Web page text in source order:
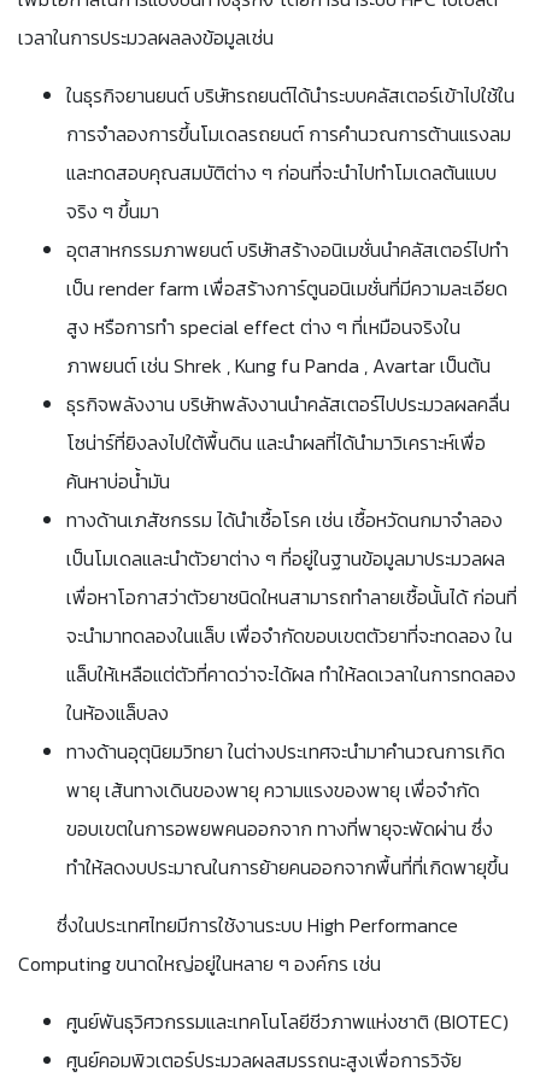
เวลาในการประมวลผลลงข้อมูลเช่น
ในธุรกิจยานยนต์ บริษัทรถยนต์ได้นำระบบคลัสเตอร์เข้าไปใช้ใน
การจำลองการขึ้นโมเดลรถยนต์ การคำนวณการต้านแรงลม
และทดสอบคุณสมบัติต่าง ๆ ก่อนที่จะนำไปทำโมเดลต้นแบบ
จริง ๆ ขึ้นมา
อุตสาหกรรมภาพยนต์ บริษัทสร้างอนิเมชั่นนำคลัสเตอร์ไปทำ
เป็น render farm เพื่อสร้างการ์ตูนอนิเมชั่นที่มีความละเอียด
สูง หรือการทำ special effect ต่าง ๆ ที่เหมือนจริงใน
ภาพยนต์ เช่น Shrek , Kung fu Panda , Avartar เป็นต้น
ธุรกิจพลังงาน บริษัทพลังงานนำคลัสเตอร์ไปประมวลผลคลื่น
โซน่าร์ที่ยิงลงไปใต้พื้นดิน และนำผลที่ได้นำมาวิเคราะห์เพื่อ
ค้นหาบ่อน้ำมัน
ทางด้านเภสัชกรรม ได้นำเชื้อโรค เช่น เชื้อหวัดนกมาจำลอง
เป็นโมเดลและนำตัวยาต่าง ๆ ที่อยู่ในฐานข้อมูลมาประมวลผล
เพื่อหาโอกาสว่าตัวยาชนิดใหนสามารถทำลายเชื้อนั้นได้ ก่อนที่
จะนำมาทดลองในแล็บ เพื่อจำกัดขอบเขตตัวยาที่จะทดลอง ใน
แล็บให้เหลือแต่ตัวที่คาดว่าจะได้ผล ทำให้ลดเวลาในการทดลอง
ในห้องแล็บลง
ทางด้านอุตุนิยมวิทยา ในต่างประเทศจะนำมาคำนวณการเกิด
พายุ เส้นทางเดินของพายุ ความแรงของพายุ เพื่อจำกัด
ขอบเขตในการอพยพคนออกจาก ทางที่พายุจะพัดผ่าน ซึ่ง
ทำให้ลดงบประมาณในการย้ายคนออกจากพื้นที่ที่เกิดพายุขึ้น
ซึ่งในประเทศไทยมีการใช้งานระบบ High Performance
Computing ขนาดใหญ่อยู่ในหลาย ๆ องค์กร เช่น
ศูนย์พันธุวิศวกรรมและเทคโนโลยีชีวภาพแห่งชาติ (BIOTEC)
ศูนย์คอมพิวเตอร์ประมวลผลสมรรถนะสูงเพื่อการวิจัย